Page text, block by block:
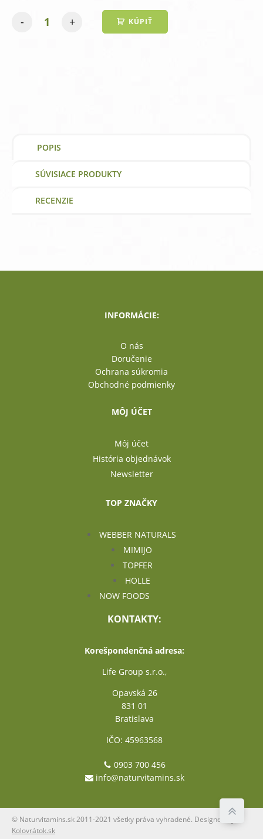
- + KÚPIŤ
POPIS
SÚVISIACE PRODUKTY
RECENZIE
INFORMÁCIE:
O nás
Doručenie
Ochrana súkromia
Obchodné podmienky
MÔJ ÚČET
Môj účet
História objednávok
Newsletter
TOP ZNAČKY
WEBBER NATURALS
MIMIJO
TOPFER
HOLLE
NOW FOODS
KONTAKTY:
Korešpondenčná adresa:
Life Group s.r.o.,
Opavská 26
831 01
Bratislava
IČO: 45963568
0903 700 456
info@naturvitamins.sk
© Naturvitamins.sk 2011-2021 všetky práva vyhradené. Designed by
Kolovrátok.sk